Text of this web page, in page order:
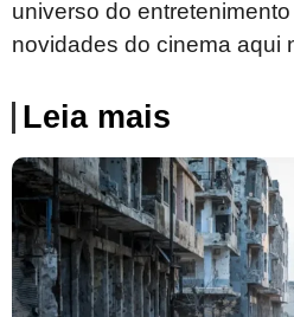
universo do
novidades do cinema aqui
Leia mais